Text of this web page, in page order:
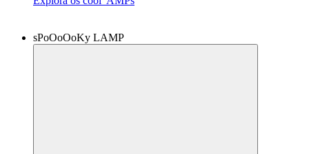
sPoOoOoKy LAMP